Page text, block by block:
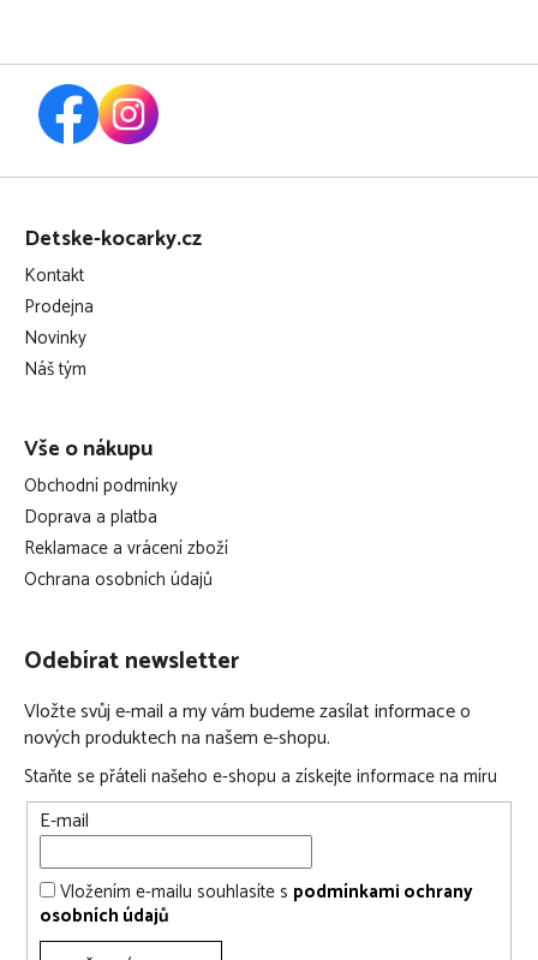
Z
Detske-kocarky.cz
Kontakt
Prodejna
Novinky
Náš tým
Vše o nákupu
Obchodní podmínky
Doprava a platba
Reklamace a vrácení zboží
Ochrana osobních údajů
Odebírat newsletter
Vložte svůj e-mail a my vám budeme zasílat informace o
nových produktech na našem e-shopu.
Staňte se přáteli našeho e-shopu a získejte informace na míru
E-mail
Vložením e-mailu souhlasíte s podmínkami ochrany
osobních údajů